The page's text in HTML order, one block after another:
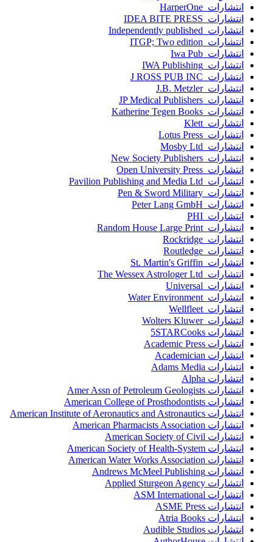
انتشارات HarperOne
انتشارات IDEA BITE PRESS
انتشارات Independently published
انتشارات ITGP; Two edition
انتشارات Iwa Pub
انتشارات IWA Publishing
انتشارات J ROSS PUB INC
انتشارات J.B. Metzler
انتشارات JP Medical Publishers
انتشارات Katherine Tegen Books
انتشارات Klett
انتشارات Lotus Press
انتشارات Mosby Ltd
انتشارات New Society Publishers
انتشارات Open University Press
انتشارات Pavilion Publishing and Media Ltd
انتشارات Pen & Sword Military
انتشارات Peter Lang GmbH
انتشارات PHI
انتشارات Random House Large Print
انتشارات Rockridge
انتشارات Routledge
انتشارات St. Martin's Griffin
انتشارات The Wessex Astrologer Ltd
انتشارات Universal
انتشارات Water Environment
انتشارات Wellfleet
انتشارات Wolters Kluwer
انتشارات 5STARCooks
انتشارات Academic Press
انتشارات Academician
انتشارات Adams Media
انتشارات Alpha
انتشارات Amer Assn of Petroleum Geologists
انتشارات American College of Prosthodontists
انتشارات American Institute of Aeronautics and Astronautics
انتشارات American Pharmacists Association
انتشارات American Society of Civil
انتشارات American Society of Health-System
انتشارات American Water Works Association
انتشارات Andrews McMeel Publishing
انتشارات Applied Sturgeon Agency
انتشارات ASM International
انتشارات ASME Press
انتشارات Atria Books
انتشارات Audible Studios